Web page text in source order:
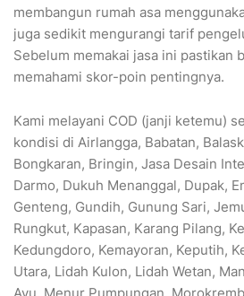
membangun rumah asa
juga sedikit mengurangi tarif
Sebelum memakai jasa ini pastikan
memahami skor-poin pentingnya.
Kami melayani COD (janji ketemu)
kondisi di Airlangga, Babatan,
Bongkaran, Bringin, Jasa Desain
Darmo, Dukuh Menanggal, Dupak,
Genteng, Gundih, Gunung Sari,
Rungkut, Kapasan, Karang Pilang,
Kedungdoro, Kemayoran, Keputih,
Utara, Lidah Kulon, Lidah Wetan,
Ayu, Menur Pumpungan,